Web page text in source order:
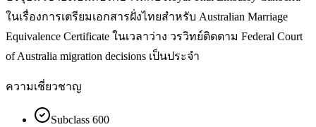
ในเรื่องการเตรียมเอกสารฝั่งไทยสำหรับ Australian Marriage
Equivalence Certificate ในเวลาว่าง วรวิทย์ติดตาม Federal Court
of Australia migration decisions เป็นประจำ
ความเชี่ยวชาญ
Subclass 600